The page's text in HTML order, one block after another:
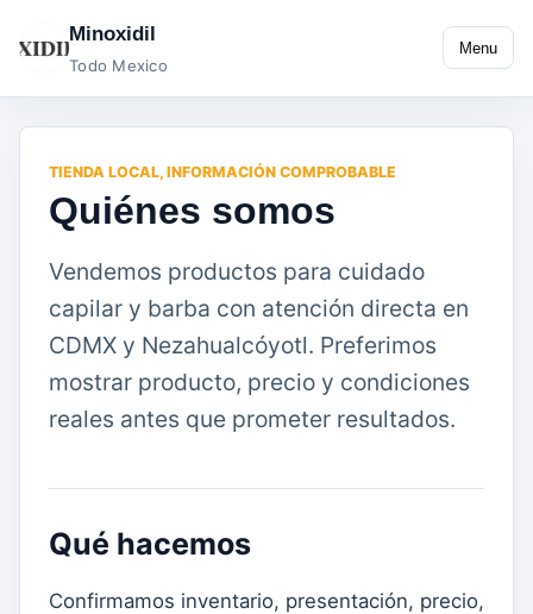
Minoxidil
Todo Mexico
Menu
TIENDA LOCAL, INFORMACIÓN COMPROBABLE
Quiénes somos
Vendemos productos para cuidado
capilar y barba con atención directa en
CDMX y Nezahualcóyotl. Preferimos
mostrar producto, precio y condiciones
reales antes que prometer resultados.
Qué hacemos
Confirmamos inventario, presentación, precio,